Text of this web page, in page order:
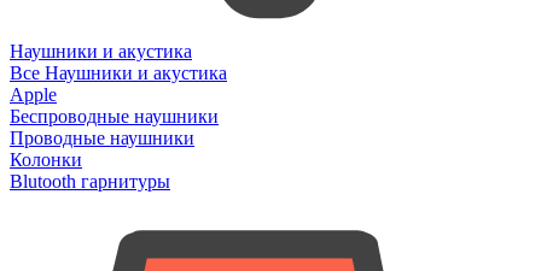
Наушники и акустика
Все Наушники и акустика
Apple
Беспроводные наушники
Проводные наушники
Колонки
Blutooth гарнитуры